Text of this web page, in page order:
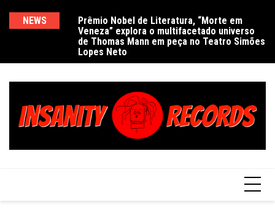
NEWS
Prêmio Nobel de Literatura, “Morte em
Veneza” explora o multifacetado universo
de Thomas Mann em peça no Teatro Simões
Lopes Neto